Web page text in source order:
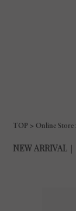
TOP Online Store